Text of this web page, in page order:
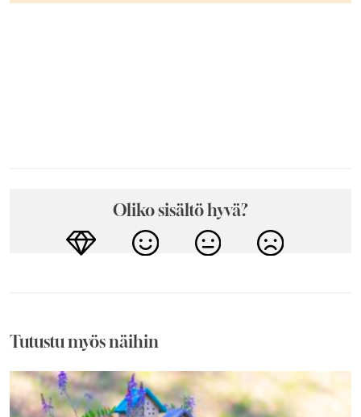
Oliko sisältö hyvä?
Tutustu myös näihin